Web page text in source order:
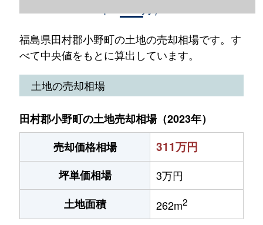
福島県田村郡小野町の土地の売却相場です。す
べて中央値をもとに算出しています。
土地の売却相場
田村郡小野町の土地売却相場（2023年）
売却価格相場
311万円
坪単価相場
3万円
土地面積
262m2